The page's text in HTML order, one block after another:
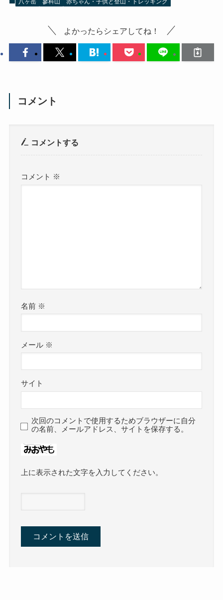
八ヶ岳 蓼科山 赤ちゃん・子供と登山・トレッキング
よかったらシェアしてね！
コメント
コメントする
コメント ※
名前 ※
メール ※
サイト
次回のコメントで使用するためブラウザーに自分
の名前、メールアドレス、サイトを保存する。
上に表示された文字を入力してください。